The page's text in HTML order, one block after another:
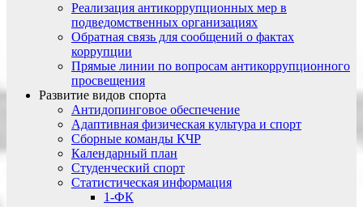
Реализация антикоррупционных мер в
подведомственных организациях
Обратная связь для сообщений о фактах
коррупции
Прямые линии по вопросам антикоррупционного
просвещения
Развитие видов спорта
Антидопинговое обеспечение
Адаптивная физическая культура и спорт
Сборные команды КЧР
Календарный план
Студенческий спорт
Статистическая информация
1-ФК